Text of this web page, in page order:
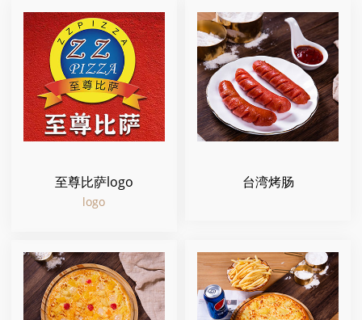
至尊比萨logo
logo
台湾烤肠